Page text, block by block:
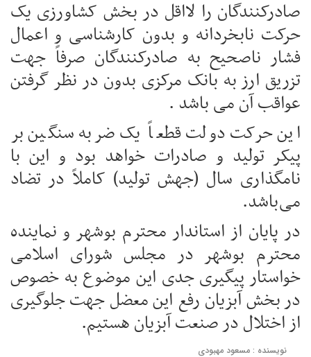
صادرکنندگان را لااقل در بخش کشاورزی یک
حرکت نابخردانه و بدون کارشناسی و اعمال
فشار ناصحیح به صادرکنندگان صرفاً جهت
تزریق ارز به بانک مرکزی بدون در نظر گرفتن
عواقب آن می باشد .
این حرکت دولت قطعاً یک ضربه سنگین بر
پیکر تولید و صادرات خواهد بود و این با
نامگذاری سال (جهش تولید) کاملاً در تضاد
می‌باشد.
در پایان از استاندار محترم بوشهر و نماینده
محترم بوشهر در مجلس شورای اسلامی
خواستار پیگیری جدی این موضوع به خصوص
در بخش آبزیان رفع این معضل جهت جلوگیری
از اختلال در صنعت آبزیان هستیم.
نویسنده : مسعود مهبودی